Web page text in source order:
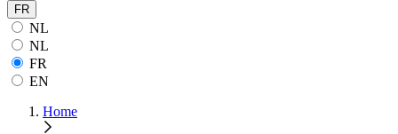
FR
NL
NL
FR
EN
Home